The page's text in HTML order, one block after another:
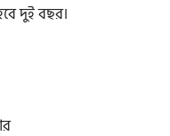
দুই বছর।